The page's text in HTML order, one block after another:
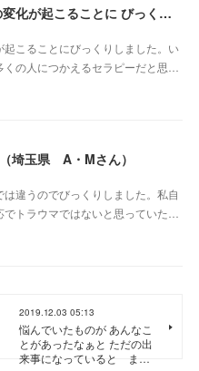
ボトルをのせるだけで 感情や体の変化が起こることに びっくりしました（三重県 S・Yさん）
こることにびっくりしました。い
の人につかえるセラピーだと思…
埼玉県 A・Mさん）
違うのでびっくりしました。私自
トラウマではないと思っていた…
2019.12.03 05:13
悩んでいたものが あんなこ
とがあったなぁと ただの出
来事になっていると ま…